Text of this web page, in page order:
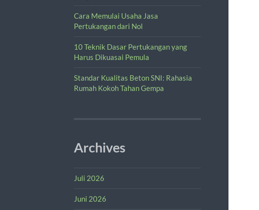
Cara Memulai Usaha Jasa
Pertukangan dari Nol
10 Teknik Dasar Pertukangan yang
Harus Dikuasai Pemula
Standar Kualitas Beton SNI: Rahasia
Rumah Kokoh Tahan Gempa
Archives
Juli 2026
Juni 2026